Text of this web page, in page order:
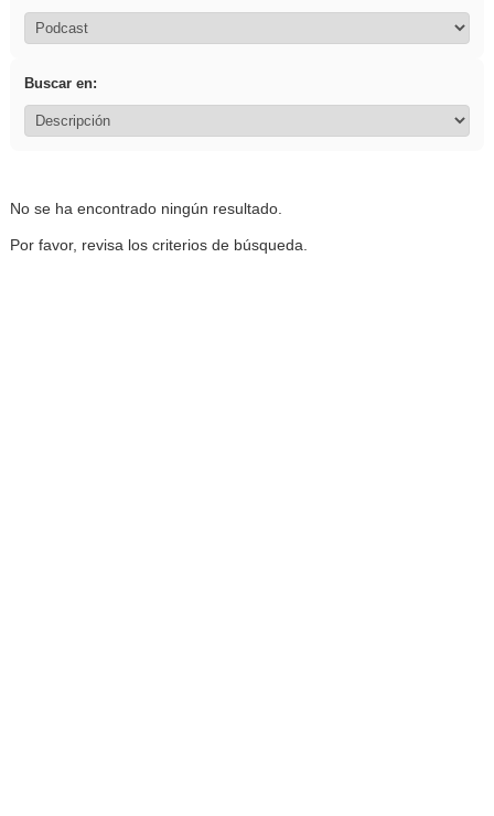
Buscar en:
No se ha encontrado ningún resultado.
Por favor, revisa los criterios de búsqueda.